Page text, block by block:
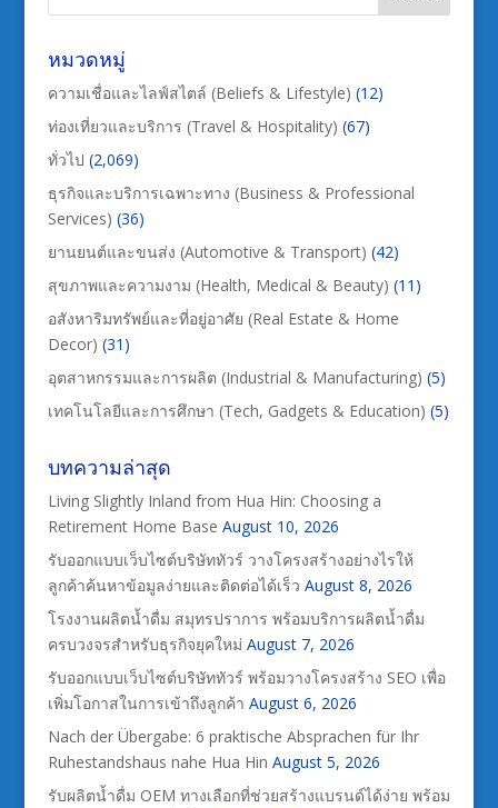
หมวดหมู่
ความเชื่อและไลฟ์สไตล์ (Beliefs & Lifestyle) (12)
ท่องเที่ยวและบริการ (Travel & Hospitality) (67)
ทั่วไป (2,069)
ธุรกิจและบริการเฉพาะทาง (Business & Professional
Services) (36)
ยานยนต์และขนส่ง (Automotive & Transport) (42)
สุขภาพและความงาม (Health, Medical & Beauty) (11)
อสังหาริมทรัพย์และที่อยู่อาศัย (Real Estate & Home
Decor) (31)
อุตสาหกรรมและการผลิต (Industrial & Manufacturing) (5)
เทคโนโลยีและการศึกษา (Tech, Gadgets & Education) (5)
บทความล่าสุด
Living Slightly Inland from Hua Hin: Choosing a
Retirement Home Base August 10, 2026
รับออกแบบเว็บไซต์บริษัททัวร์ วางโครงสร้างอย่างไรให้
ลูกค้าค้นหาข้อมูลง่ายและติดต่อได้เร็ว August 8, 2026
โรงงานผลิตน้ำดื่ม สมุทรปราการ พร้อมบริการผลิตน้ำดื่ม
ครบวงจรสำหรับธุรกิจยุคใหม่ August 7, 2026
รับออกแบบเว็บไซต์บริษัททัวร์ พร้อมวางโครงสร้าง SEO เพื่อ
เพิ่มโอกาสในการเข้าถึงลูกค้า August 6, 2026
Nach der Übergabe: 6 praktische Absprachen für Ihr
Ruhestandshaus nahe Hua Hin August 5, 2026
รับผลิตน้ำดื่ม OEM ทางเลือกที่ช่วยสร้างแบรนด์ได้ง่าย พร้อม